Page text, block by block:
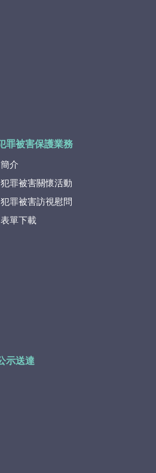
罪被害保護業務
簡介
犯罪被害關懷活動
犯罪被害訪視慰問
表單下載
示送達